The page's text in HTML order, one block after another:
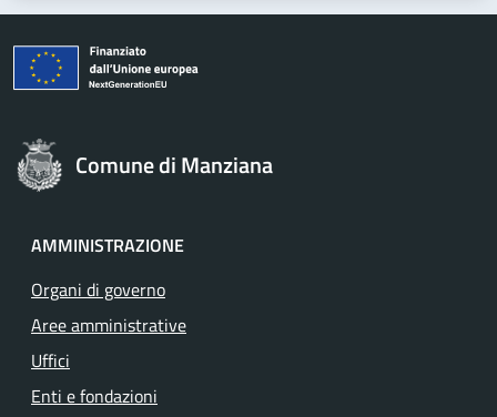
Comune di Manziana
AMMINISTRAZIONE
Organi di governo
Aree amministrative
Uffici
Enti e fondazioni